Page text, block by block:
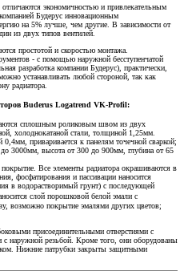
экономичностью и привлекательным
Будерус инновационным
на 5% лучше, чем другие. В зависимости от
из двух типов вентилей.
простотой и скоростью монтажа.
- с помощью наружной бесступенчатой
разработка компании Будерус), практически,
устанавливать любой стороной, так как
радиатора.
Buderus Logatrend VK-Profil:
сплошным роликовым швом из двух
холоднокатаной стали, толщиной 1,25мм.
приваривается к панелям точечной сваркой;
3000мм, высота от 300 до 900мм, глубина от 65
покрытие. Все элементы радиатора окрашиваются в
фосфатирования и пассивации наносится
в водорастворимый грунт) с последующей
слой порошковой белой эмали с
возможно покрытие эмалями других цветов;
присоединительными отверстиями с
наружной резьбой. Кроме того, они оборудованы
Нижние патрубки закрыты защитными